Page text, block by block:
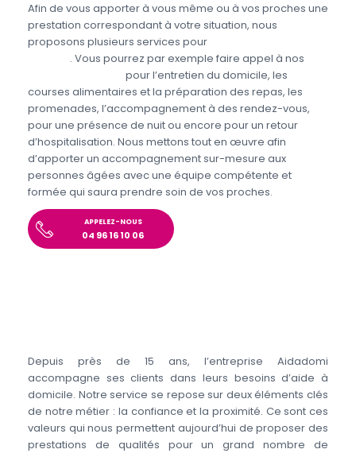
Afin de vous apporter à vous même ou à vos proches une
prestation correspondant à votre situation, nous
proposons plusieurs services pour
. Vous pourrez par exemple faire appel à nos
pour l’entretien du domicile, les
courses alimentaires et la préparation des repas, les
promenades, l’accompagnement à des rendez-vous,
pour une présence de nuit ou encore pour un retour
d’hospitalisation. Nous mettons tout en œuvre afin
d’apporter un accompagnement sur-mesure aux
personnes âgées avec une équipe compétente et
formée qui saura prendre soin de vos proches.
APPELEZ-NOUS
04 96 16 10 06
Depuis près de 15 ans, l’entreprise Aidadomi
accompagne ses clients dans leurs besoins d’aide à
domicile. Notre service se repose sur deux éléments clés
de notre métier : la confiance et la proximité. Ce sont ces
valeurs qui nous permettent aujourd’hui de proposer des
prestations de qualités pour un grand nombre de